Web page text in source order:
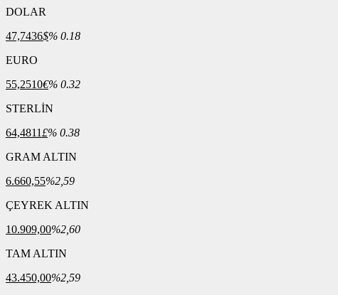
DOLAR
47,7436$% 0.18
EURO
55,2510€% 0.32
STERLİN
64,4811£% 0.38
GRAM ALTIN
6.660,55%2,59
ÇEYREK ALTIN
10.909,00%2,60
TAM ALTIN
43.450,00%2,59